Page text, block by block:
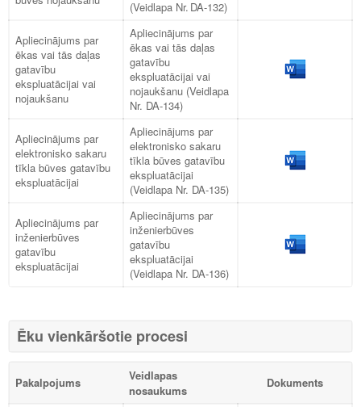
(Veidlapa Nr. DA-132)
Apliecinājums par
ēkas vai tās daļas
gatavību
ekspluatācijai vai
nojaukšanu
Apliecinājums par
ēkas vai tās daļas
gatavību
ekspluatācijai vai
nojaukšanu (Veidlapa
Nr. DA-134)
Apliecinājums par
elektronisko sakaru
tīkla būves gatavību
ekspluatācijai
Apliecinājums par
elektronisko sakaru
tīkla būves gatavību
ekspluatācijai
(Veidlapa Nr. DA-135)
Apliecinājums par
inženierbūves
gatavību
ekspluatācijai
Apliecinājums par
inženierbūves
gatavību
ekspluatācijai
(Veidlapa Nr. DA-136)
Ēku vienkāršotie procesi
Pakalpojums
Veidlapas
nosaukums
Dokuments